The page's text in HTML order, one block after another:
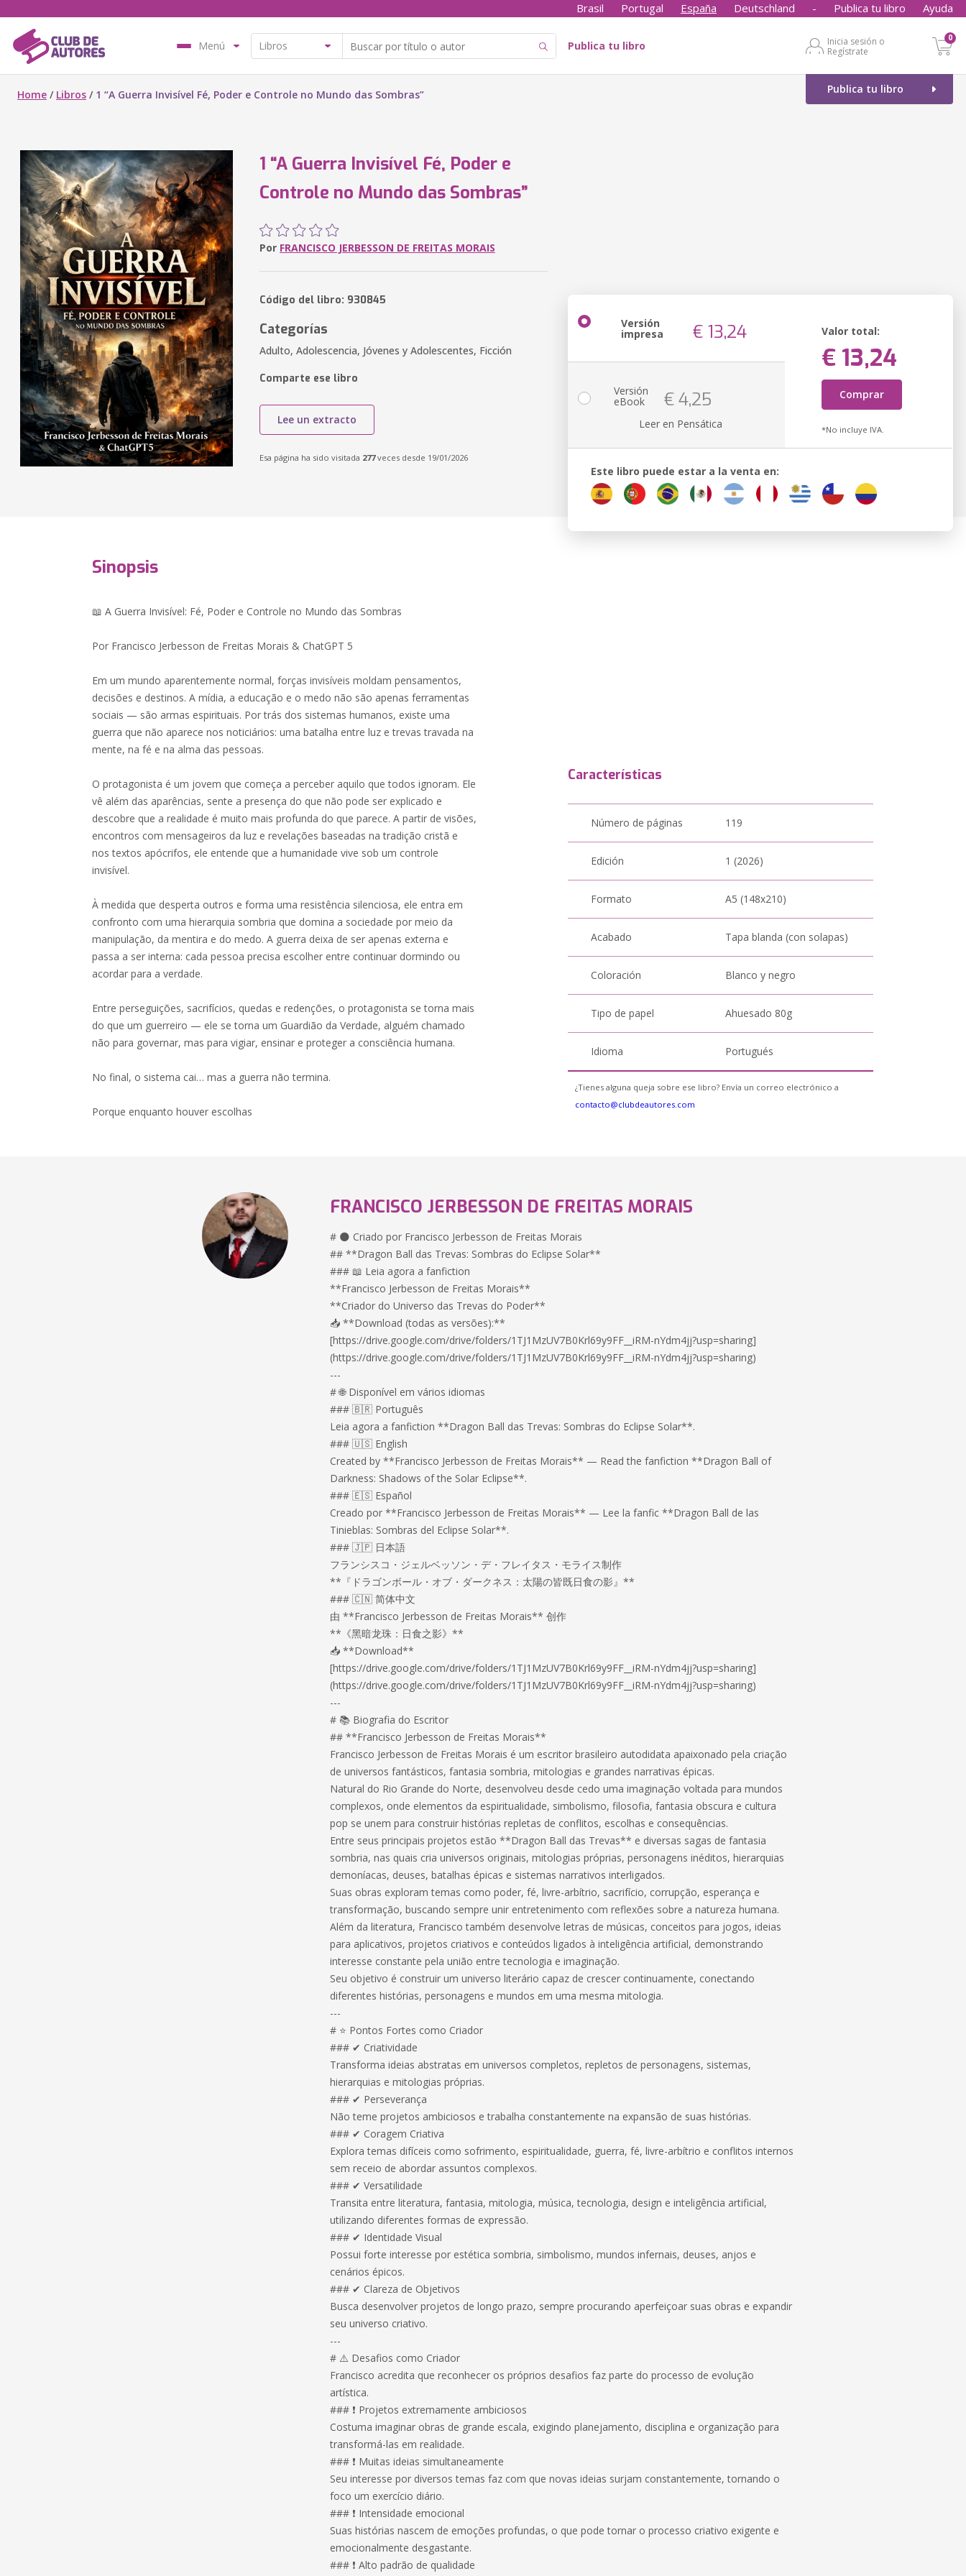
Brasil Portugal España Deutschland - Publica tu libro Ayuda
Menú Publica tu libro
Inicia sesión o
Regístrate
0
Publica tu libro
Home / Libros / 1 “A Guerra Invisível Fé, Poder e Controle no Mundo das Sombras”
1 “A Guerra Invisível Fé, Poder e
Controle no Mundo das Sombras”
Por FRANCISCO JERBESSON DE FREITAS MORAIS
Código del libro: 930845
Categorías
Adulto, Adolescencia, Jóvenes y Adolescentes, Ficción
Comparte ese libro
Lee un extracto
Esa página ha sido visitada 277veces desde 19/01/2026
Versión
impresa € 13,24 Valor total:
€ 13,24
Comprar
*No incluye IVA.
Versión
eBook € 4,25
Leer en Pensática
Este libro puede estar a la venta en:
Sinopsis
📖 A Guerra Invisível: Fé, Poder e Controle no Mundo das Sombras
Por Francisco Jerbesson de Freitas Morais & ChatGPT 5
Em um mundo aparentemente normal, forças invisíveis moldam pensamentos,
decisões e destinos. A mídia, a educação e o medo não são apenas ferramentas
sociais — são armas espirituais. Por trás dos sistemas humanos, existe uma
guerra que não aparece nos noticiários: uma batalha entre luz e trevas travada na
mente, na fé e na alma das pessoas.
O protagonista é um jovem que começa a perceber aquilo que todos ignoram. Ele
vê além das aparências, sente a presença do que não pode ser explicado e
descobre que a realidade é muito mais profunda do que parece. A partir de visões,
encontros com mensageiros da luz e revelações baseadas na tradição cristã e
nos textos apócrifos, ele entende que a humanidade vive sob um controle
invisível.
À medida que desperta outros e forma uma resistência silenciosa, ele entra em
confronto com uma hierarquia sombria que domina a sociedade por meio da
manipulação, da mentira e do medo. A guerra deixa de ser apenas externa e
passa a ser interna: cada pessoa precisa escolher entre continuar dormindo ou
acordar para a verdade.
Entre perseguições, sacrifícios, quedas e redenções, o protagonista se torna mais
do que um guerreiro — ele se torna um Guardião da Verdade, alguém chamado
não para governar, mas para vigiar, ensinar e proteger a consciência humana.
No final, o sistema cai… mas a guerra não termina.
Porque enquanto houver escolhas
Características
Número de páginas 119
Edición 1 (2026)
Formato A5 (148x210)
Acabado Tapa blanda (con solapas)
Coloración Blanco y negro
Tipo de papel Ahuesado 80g
Idioma Portugués
¿Tienes alguna queja sobre ese libro? Envía un correo electrónico a
contacto@clubdeautores.com
FRANCISCO JERBESSON DE FREITAS MORAIS
# 🌑 Criado por Francisco Jerbesson de Freitas Morais
## **Dragon Ball das Trevas: Sombras do Eclipse Solar**
### 📖 Leia agora a fanfiction
**Francisco Jerbesson de Freitas Morais**
**Criador do Universo das Trevas do Poder**
📥 **Download (todas as versões):**
[https://drive.google.com/drive/folders/1TJ1MzUV7B0Krl69y9FF__iRM-nYdm4jj?usp=sharing]
(https://drive.google.com/drive/folders/1TJ1MzUV7B0Krl69y9FF__iRM-nYdm4jj?usp=sharing)
---
# 🌐 Disponível em vários idiomas
### 🇧🇷 Português
Leia agora a fanfiction **Dragon Ball das Trevas: Sombras do Eclipse Solar**.
### 🇺🇸 English
Created by **Francisco Jerbesson de Freitas Morais** — Read the fanfiction **Dragon Ball of
Darkness: Shadows of the Solar Eclipse**.
### 🇪🇸 Español
Creado por **Francisco Jerbesson de Freitas Morais** — Lee la fanfic **Dragon Ball de las
Tinieblas: Sombras del Eclipse Solar**.
### 🇯🇵 日本語
フランシスコ・ジェルベッソン・デ・フレイタス・モライス制作
**『ドラゴンボール・オブ・ダークネス：太陽の皆既日食の影』**
### 🇨🇳 简体中文
由 **Francisco Jerbesson de Freitas Morais** 创作
**《黑暗龙珠：日食之影》**
📥 **Download**
[https://drive.google.com/drive/folders/1TJ1MzUV7B0Krl69y9FF__iRM-nYdm4jj?usp=sharing]
(https://drive.google.com/drive/folders/1TJ1MzUV7B0Krl69y9FF__iRM-nYdm4jj?usp=sharing)
---
# 📚 Biografia do Escritor
## **Francisco Jerbesson de Freitas Morais**
Francisco Jerbesson de Freitas Morais é um escritor brasileiro autodidata apaixonado pela criação
de universos fantásticos, fantasia sombria, mitologias e grandes narrativas épicas.
Natural do Rio Grande do Norte, desenvolveu desde cedo uma imaginação voltada para mundos
complexos, onde elementos da espiritualidade, simbolismo, filosofia, fantasia obscura e cultura
pop se unem para construir histórias repletas de conflitos, escolhas e consequências.
Entre seus principais projetos estão **Dragon Ball das Trevas** e diversas sagas de fantasia
sombria, nas quais cria universos originais, mitologias próprias, personagens inéditos, hierarquias
demoníacas, deuses, batalhas épicas e sistemas narrativos interligados.
Suas obras exploram temas como poder, fé, livre-arbítrio, sacrifício, corrupção, esperança e
transformação, buscando sempre unir entretenimento com reflexões sobre a natureza humana.
Além da literatura, Francisco também desenvolve letras de músicas, conceitos para jogos, ideias
para aplicativos, projetos criativos e conteúdos ligados à inteligência artificial, demonstrando
interesse constante pela união entre tecnologia e imaginação.
Seu objetivo é construir um universo literário capaz de crescer continuamente, conectando
diferentes histórias, personagens e mundos em uma mesma mitologia.
---
# ⭐ Pontos Fortes como Criador
### ✔ Criatividade
Transforma ideias abstratas em universos completos, repletos de personagens, sistemas,
hierarquias e mitologias próprias.
### ✔ Perseverança
Não teme projetos ambiciosos e trabalha constantemente na expansão de suas histórias.
### ✔ Coragem Criativa
Explora temas difíceis como sofrimento, espiritualidade, guerra, fé, livre-arbítrio e conflitos internos
sem receio de abordar assuntos complexos.
### ✔ Versatilidade
Transita entre literatura, fantasia, mitologia, música, tecnologia, design e inteligência artificial,
utilizando diferentes formas de expressão.
### ✔ Identidade Visual
Possui forte interesse por estética sombria, simbolismo, mundos infernais, deuses, anjos e
cenários épicos.
### ✔ Clareza de Objetivos
Busca desenvolver projetos de longo prazo, sempre procurando aperfeiçoar suas obras e expandir
seu universo criativo.
---
# ⚠️ Desafios como Criador
Francisco acredita que reconhecer os próprios desafios faz parte do processo de evolução
artística.
### ❗ Projetos extremamente ambiciosos
Costuma imaginar obras de grande escala, exigindo planejamento, disciplina e organização para
transformá-las em realidade.
### ❗ Muitas ideias simultaneamente
Seu interesse por diversos temas faz com que novas ideias surjam constantemente, tornando o
foco um exercício diário.
### ❗ Intensidade emocional
Suas histórias nascem de emoções profundas, o que pode tornar o processo criativo exigente e
emocionalmente desgastante.
### ❗ Alto padrão de qualidade